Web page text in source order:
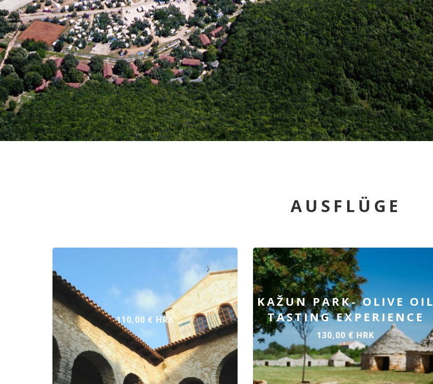
AUSFLÜGE
110,00 € HRK
KAŽUN PARK- OLIVE OIL
TASTING EXPERIENCE
130,00 € HRK